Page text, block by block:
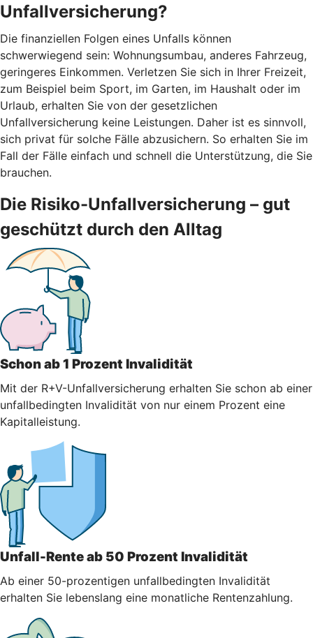
Unfallversicherung?
Die finanziellen Folgen eines Unfalls können
schwerwiegend sein: Wohnungsumbau, anderes Fahrzeug,
geringeres Einkommen. Verletzen Sie sich in Ihrer Freizeit,
zum Beispiel beim Sport, im Garten, im Haushalt oder im
Urlaub, erhalten Sie von der gesetzlichen
Unfallversicherung keine Leistungen. Daher ist es sinnvoll,
sich privat für solche Fälle abzusichern. So erhalten Sie im
Fall der Fälle einfach und schnell die Unterstützung, die Sie
brauchen.
Die Risiko-Unfallversicherung – gut
geschützt durch den Alltag
Schon ab 1 Prozent Invalidität
Mit der R+V-Unfallversicherung erhalten Sie schon ab einer
unfallbedingten Invalidität von nur einem Prozent eine
Kapitalleistung.
Unfall-Rente ab 50 Prozent Invalidität
Ab einer 50-prozentigen unfallbedingten Invalidität
erhalten Sie lebenslang eine monatliche Rentenzahlung.